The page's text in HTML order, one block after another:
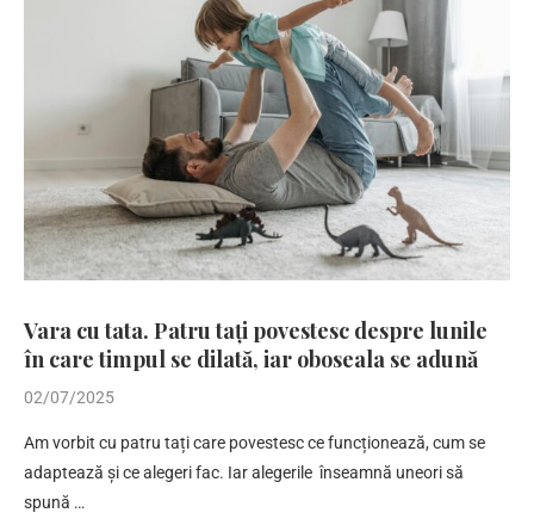
Vara cu tata. Patru tați povestesc despre lunile
în care timpul se dilată, iar oboseala se adună
02/07/2025
Am vorbit cu patru tați care povestesc ce funcționează, cum se
adaptează și ce alegeri fac. Iar alegerile înseamnă uneori să
spună …